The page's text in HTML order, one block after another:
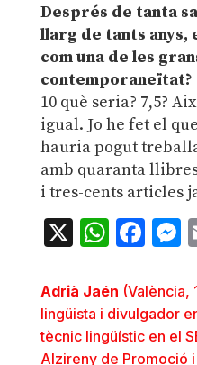
Després de tanta
llarg de tants anys,
com una de les
contemporaneïtat?
10 què seria? 7,5?
igual. Jo he fet el
hauria pogut
amb quaranta
i tres-cents articles
X
Adrià Jaén (València,
lingüista i divulgador
tècnic lingüístic en el
Alzireny de Promoció